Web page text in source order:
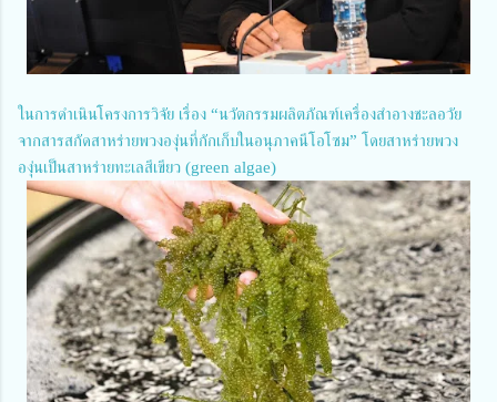
ในการดำเนินโครงการวิจัย เรื่อง “นวัตกรรมผลิตภัณฑ์เครื่องสำอางชะลอวัย
จากสารสกัดสาหร่ายพวงองุ่นที่กักเก็บในอนุภาคนีโอโซม” โดยสาหร่ายพวง
องุ่นเป็นสาหร่ายทะเลสีเขียว (green algae)